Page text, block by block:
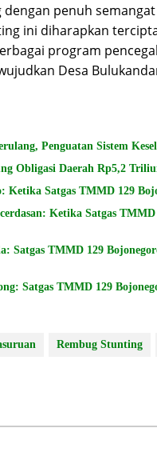
dengan penuh
ini diharapkan
program
Desa
Penguatan Sistem
Obligasi Daerah Rp5,2
Ketika Satgas TMMD 129
Ketika Satgas
Satgas TMMD 129
Satgas TMMD 129
Rembug Stunting